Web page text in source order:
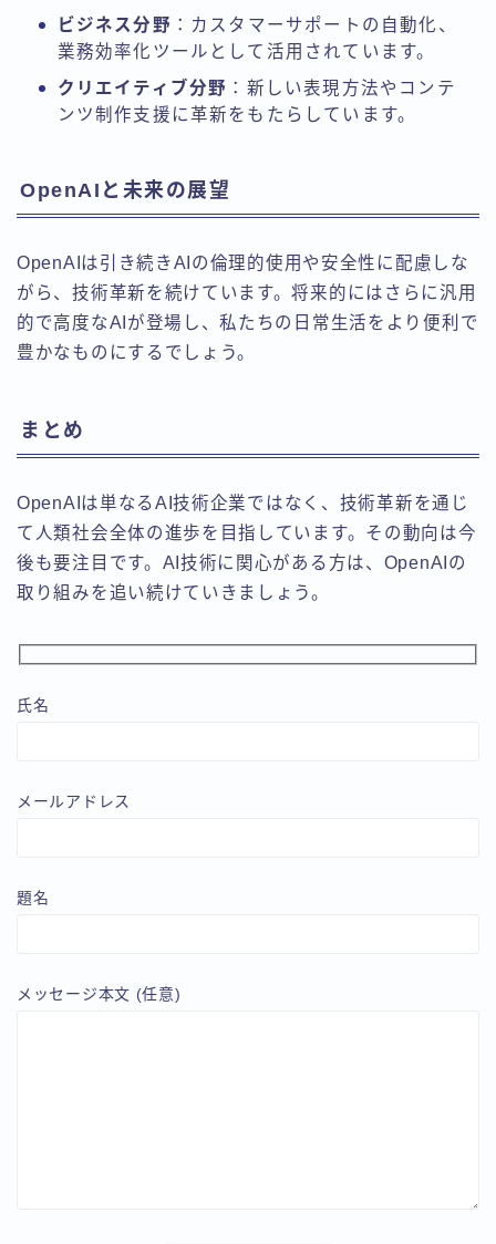
ビジネス分野 ：カスタマーサポートの自動化、
業務効率化ツールとして活用されています。
クリエイティブ分野 ：新しい表現方法やコンテ
ンツ制作支援に革新をもたらしています。
OpenAIと未来の展望
OpenAIは引き続きAIの倫理的使用や安全性に配慮しな
がら、技術革新を続けています。将来的にはさらに汎用
的で高度なAIが登場し、私たちの日常生活をより便利で
豊かなものにするでしょう。
まとめ
OpenAIは単なるAI技術企業ではなく、技術革新を通じ
て人類社会全体の進歩を目指しています。その動向は今
後も要注目です。AI技術に関心がある方は、OpenAIの
取り組みを追い続けていきましょう。
氏名
メールアドレス
題名
メッセージ本文 (任意)